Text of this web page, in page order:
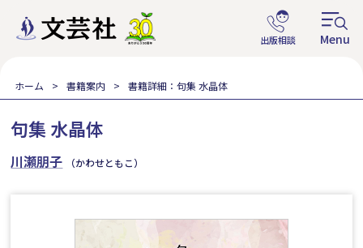
ホーム 書籍案内 書籍詳細：句集 水晶体
句集 水晶体
川瀬朋子 （かわせともこ）